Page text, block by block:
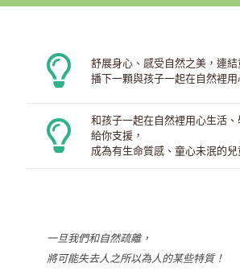
舒展身心、感受自然之美，連結
播下一顆與孩子一起在自然裡用
和孩子一起在自然裡用心生活、
給你支援，
成為有生命質感、童心未泯的兒
一旦我們和自然疏離，
將可能失去人之所以為人的某些特質！